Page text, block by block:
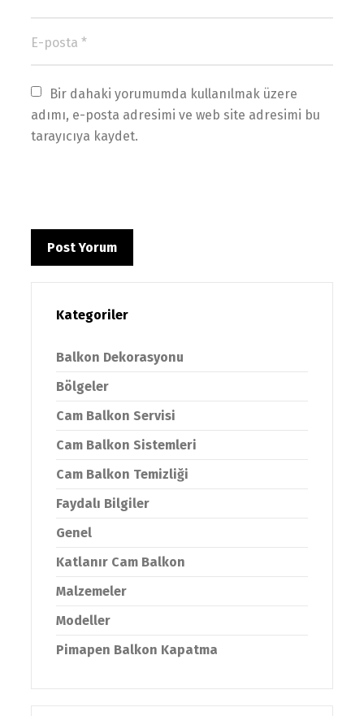
Bir dahaki yorumumda kullanılmak üzere
adımı, e-posta adresimi ve web site adresimi bu
tarayıcıya kaydet.
Kategoriler
Balkon Dekorasyonu
Bölgeler
Cam Balkon Servisi
Cam Balkon Sistemleri
Cam Balkon Temizliği
Faydalı Bilgiler
Genel
Katlanır Cam Balkon
Malzemeler
Modeller
Pimapen Balkon Kapatma